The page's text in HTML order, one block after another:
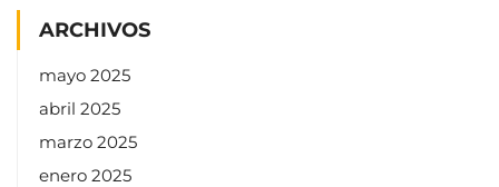
ARCHIVOS
mayo 2025
abril 2025
marzo 2025
enero 2025